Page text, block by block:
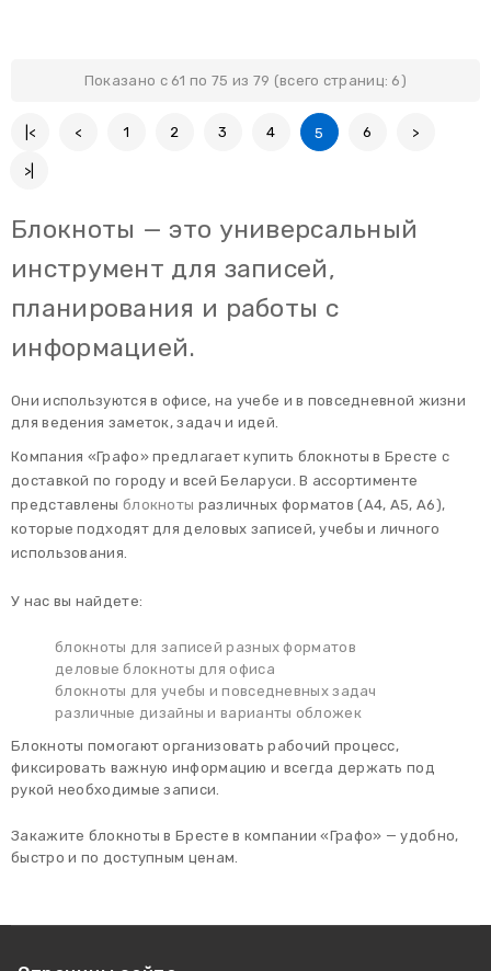
Показано с 61 по 75 из 79 (всего страниц: 6)
|< < 1 2 3 4 5 6 >
>|
Блокноты — это универсальный
инструмент для записей,
планирования и работы с
информацией.
Они используются в офисе, на учебе и в повседневной жизни
для ведения заметок, задач и идей.
Компания «Графо» предлагает купить блокноты в Бресте с
доставкой по городу и всей Беларуси. В ассортименте
представлены блокноты различных форматов (A4, A5, A6),
которые подходят для деловых записей, учебы и личного
использования.
У нас вы найдете:
блокноты для записей разных форматов
деловые блокноты для офиса
блокноты для учебы и повседневных задач
различные дизайны и варианты обложек
Блокноты помогают организовать рабочий процесс,
фиксировать важную информацию и всегда держать под
рукой необходимые записи.
Закажите блокноты в Бресте в компании «Графо» — удобно,
быстро и по доступным ценам.